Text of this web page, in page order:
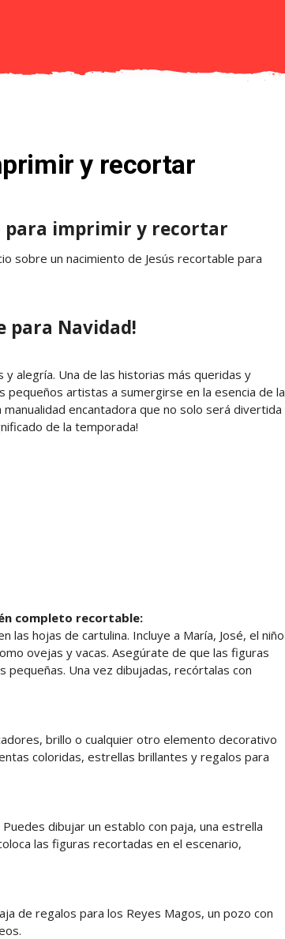
y recortar
para imprimir y recortar
sobre un nacimiento de Jesús recortable para
para Navidad!
alegría. Una de las historias más queridas y
pequeños artistas a sumergirse en la esencia de la
encantadora que no solo será divertida
de la temporada!
completo recortable:
las hojas de cartulina. Incluye a María, José, el niño
ovejas y vacas. Asegúrate de que las figuras
Una vez dibujadas, recórtalas con
brillo o cualquier otro elemento decorativo
coloridas, estrellas brillantes y regalos para
dibujar un establo con paja, una estrella
las figuras recortadas en el escenario,
de regalos para los Reyes Magos, un pozo con